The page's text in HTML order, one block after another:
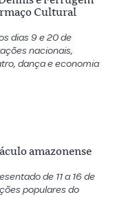
Cultural
dias 9 e 20 de
nacionais,
dança e economia
amazonense
de 11 a 16 de
populares do